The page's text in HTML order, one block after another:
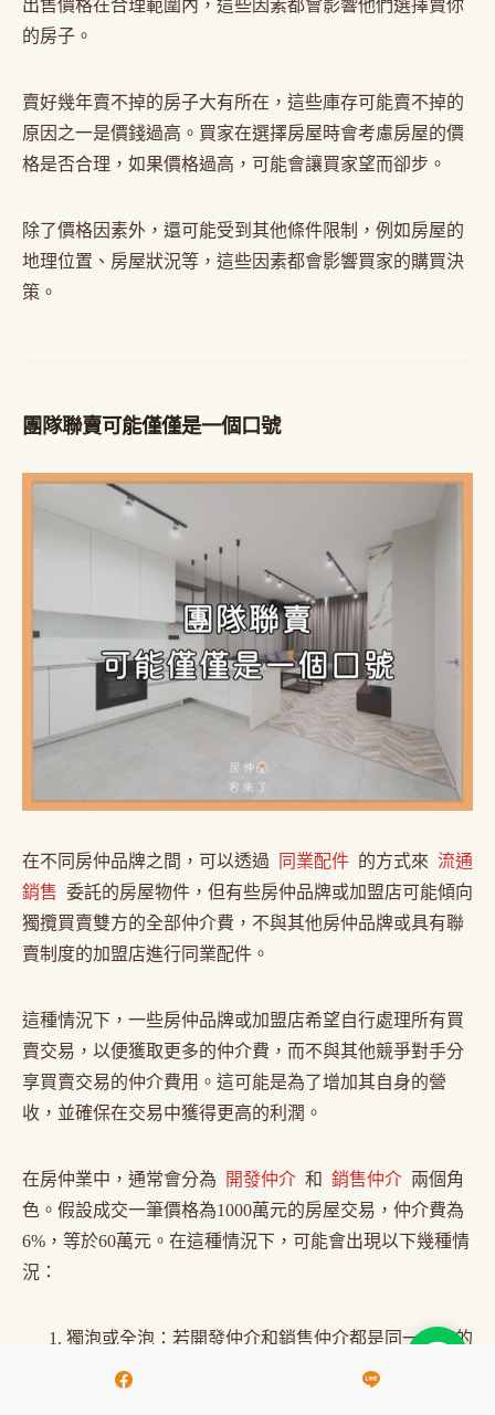
出售價格在合理範圍內，這些因素都會影響他們選擇賣你
的房子。
賣好幾年賣不掉的房子大有所在，這些庫存可能賣不掉的
原因之一是價錢過高。買家在選擇房屋時會考慮房屋的價
格是否合理，如果價格過高，可能會讓買家望而卻步。
除了價格因素外，還可能受到其他條件限制，例如房屋的
地理位置、房屋狀況等，這些因素都會影響買家的購買決
策。
團隊聯賣可能僅僅是一個口號
在不同房仲品牌之間，可以透過 同業配件 的方式來 流通
銷售 委託的房屋物件，但有些房仲品牌或加盟店可能傾向
獨攬買賣雙方的全部仲介費，不與其他房仲品牌或具有聯
賣制度的加盟店進行同業配件。
這種情況下，一些房仲品牌或加盟店希望自行處理所有買
賣交易，以便獲取更多的仲介費，而不與其他競爭對手分
享買賣交易的仲介費用。這可能是為了增加其自身的營
收，並確保在交易中獲得更高的利潤。
在房仲業中，通常會分為 開發仲介 和 銷售仲介 兩個角
色。假設成交一筆價格為1000萬元的房屋交易，仲介費為
6%，等於60萬元。在這種情況下，可能會出現以下幾種情
況：
獨泡或全泡：若開發仲介和銷售仲介都是同一家店的
同一個人，這種情況被稱為獨泡或全泡。在這種情況